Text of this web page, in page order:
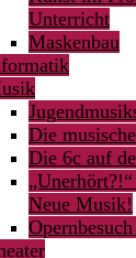
Unterricht
Maskenbau
Die
Die 6c auf
Neue Musik!